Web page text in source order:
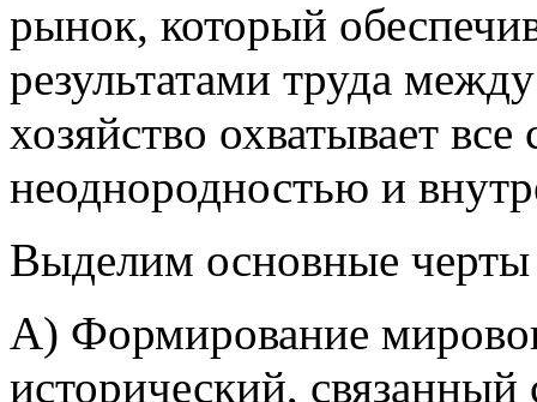
рынок, который
результатами труда
хозяйство охватывает
неоднородностью и
Выделим основные черты
А) Формирование
исторический,